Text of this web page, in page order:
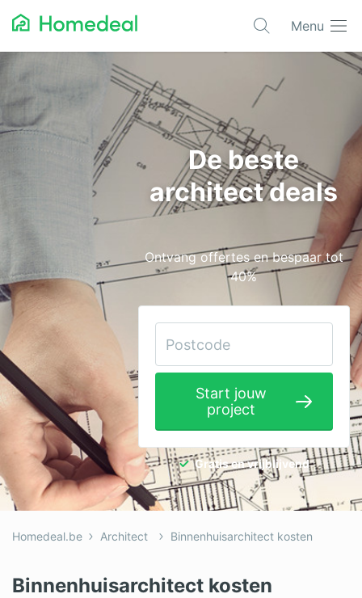
Menu
Populaire projecten
Aannemer
Airco
Alarmsystemen
Bestrating
Cv-ketels
Elektricien
Gevelwerken
Glas
Hekwerken
Hovenier
Isolatie
Loodgieter
De beste
architect deals
Ontvang offertes en bespaar tot
40%
Start jouw
project
Gratis en vrijblijvend
Homedeal.be Architect Binnenhuisarchitect kosten
Binnenhuisarchitect kosten